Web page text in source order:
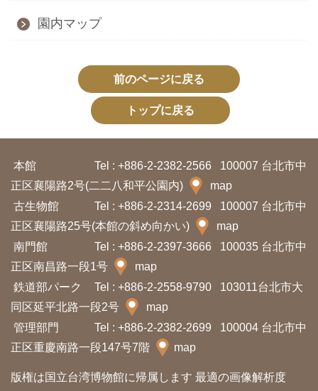
メ
示
情
報
学
習
リ
ソ
ー
園内マップ
前のページに戻る
トップに戻る
本館 Tel : +886-2-2382-2566
100007 台北市中
正区襄陽路2号(二二八和平公園内)
map
古生物館
Tel : +886-2-2314-2699
100007 台北市中
正区襄陽路25号(本館の斜め向かい)
map
南門館
Tel : +886-2-2397-3666
100035 台北市中
正区南昌路一段1号
map
鉄道部パーク
Tel : +886-2-2558-9790
103011台北市大
同区延平北路一段2号
map
管理部門
Tel : +886-2-2382-2699
100004 台北市中
正区重慶南路一段147号7階
map
版権は国立台湾博物館に帰属します 最適の画像解析度